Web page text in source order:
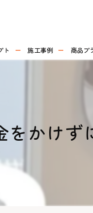
ト 施工事例 商品プ
をかけず